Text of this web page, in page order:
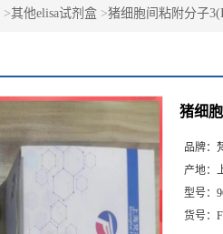
>其他elisa试剂盒 >猪细胞间粘附分子
猪细
品牌：
产地：
型号：
货号：